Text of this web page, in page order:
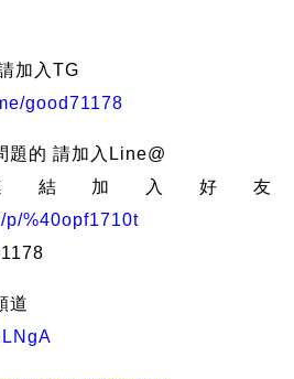
加入TG
good71178
題的 請加入Line@
結加入好友
%40opf1710t
道